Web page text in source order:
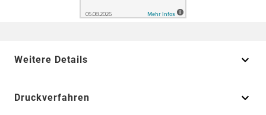
Weitere Details
Druckverfahren